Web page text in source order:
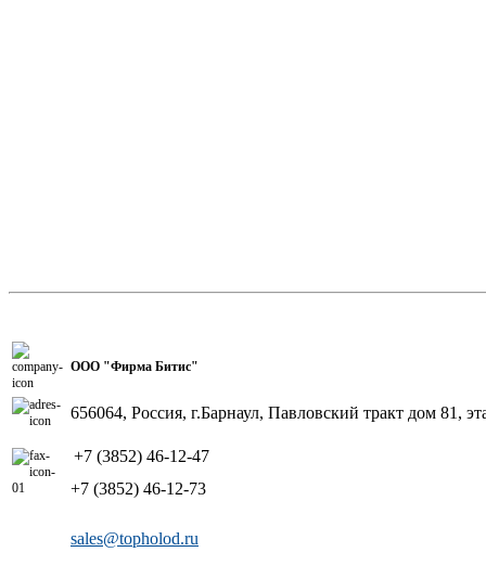
ООО "Фирма Битис"
656064, Россия, г.Барнаул, Павловский тракт дом 81,
+7 (3852) 46-12-47
+7 (3852) 46-12-73
sales@topholod.ru